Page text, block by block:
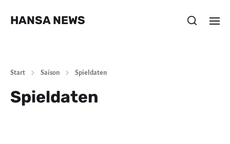
HANSA NEWS
Start Saison Spieldaten
Spieldaten